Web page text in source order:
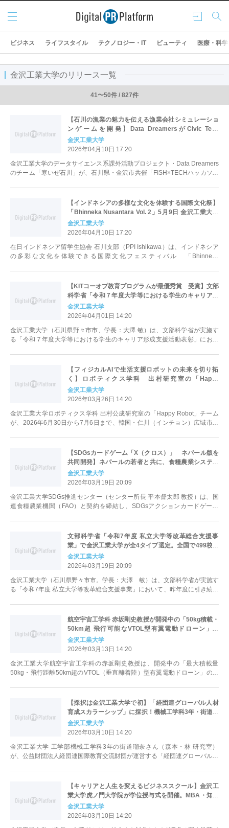
ログ
イン
検索
メニ
ュー
ビジネス ライフスタイル テクノロジー・IT ビューティ 医療・科学
金沢工業大学のリリース一覧
41〜50件 / 827件
【石川の漁業の魅力を伝える漁業会社シミュレーショ
ンゲームを開発】Data DreamersがCivic Tech
Innovation Awardを受賞。石川県・金沢市 共催
「Fish×Techハッカソン＃いしかわの海の幸をアプデ
金沢工業大学
2026年04月10日 17:20
金沢工業大学のデータサイエンス系課外活動プロジェクト・Data Dreamers
のチーム「寒いぜ石川」が、石川県・金沢市共催「FISH×TECHハッカソン
【インドネシアの多様な文化を体験する国際文化祭】
「Bhinneka Nusantara Vol. 2」5月9日 金沢工業大学
で開催決定〜ダンス・音楽・伝統衣装・ワークショッ
プ・グルメ・文化展示など“インドネシアを旅する1
金沢工業大学
2026年04月10日 17:20
在日インドネシア留学生協会 石川支部（PPI Ishikawa）は、インドネシア
の多彩な文化を体験できる国際文化フェスティバル 「Bhinneka
【KITコーオプ教育プログラムが最優秀賞 受賞】文部
科学省「令和７年度大学等における学生のキャリア形
成支援活動表彰」
金沢工業大学
2026年04月01日 14:20
金沢工業大学（石川県野々市市、学長：大澤 敏）は、文部科学省が実施す
る「令和７年度大学等における学生のキャリア形成支援活動表彰」におい
【フィジカルAIで生活支援ロボットの未来を切り拓
く】ロボティクス学科 出村研究室の「Happy
Robot」、RoboCup2026世界大会出場へ2026年6月30
日から7月6日まで、韓国・仁川広域市で開催
金沢工業大学
2026年03月26日 14:20
金沢工業大学ロボティクス学科 出村公成研究室の「Happy Robot」チーム
が、2026年6月30日から7月6日まで、韓国・仁川（インチョン）広域市で
【SDGsカードゲーム「X（クロス）」 ネパール版を
共同開発】ネパールの若者と共に、食糧農業システム
の課題解決をテーマに。金沢工業大学と国連FAOが連
携して
金沢工業大学
2026年03月19日 20:09
金沢工業大学SDGs推進センター（センター所長 平本督太郎 教授）は、国
連食糧農業機関（FAO）と契約を締結し、SDGsアクションカードゲーム
文部科学省「令和7年度 私立大学等改革総合支援事
業」で金沢工業大学が全4タイプ選定。全国で499校が
申請した中、4タイプ全てでの選定は2大学のみ
金沢工業大学
2026年03月19日 20:09
金沢工業大学（石川県野々市市。学長：大澤 敏）は、文部科学省が実施す
る「令和7年度 私立大学等改革総合支援事業」において、昨年度に引き続き
航空宇宙工学科 赤坂剛史教授が開発中の「50kg積載・
50km超 飛行可能なVTOL型有翼電動ドローン」。
2026年3月10日 福井空港にて飛行実験を実施
金沢工業大学
2026年03月13日 14:20
金沢工業大学航空宇宙工学科の赤坂剛史教授は、開発中の「最大積載量
50kg・飛行距離50km超のVTOL（垂直離着陸）型有翼電動ドローン」の飛
【採択は金沢工業大学で初】「経団連グローバル人材
育成スカラーシップ」に採択！機械工学科3年・街道瑠
奈さん～医療機器開発を目指して海外留学へ～
金沢工業大学
2026年03月10日 14:20
金沢工業大学 工学部機械工学科3年の街道瑠奈さん（森本・林 研究室）
が、公益財団法人経団連国際教育交流財団が運営する「経団連グローバル人
【キャリアと人生を変えるビジネススクール】金沢工
業大学虎ノ門大学院が学位授与式を開催。MBA・知的
財産マネジメントの学位を授与3月15日（日）13時30
分 法曹会館（東京都千代田区霞が関）
金沢工業大学
2026年03月10日 14:20